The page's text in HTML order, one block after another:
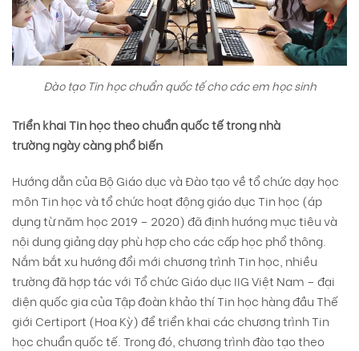
Đào tạo Tin học chuẩn quốc tế cho các em học sinh
Triển khai Tin học theo chuẩn quốc tếtrong nhà
trườngngày càng phổ biến
Hướng dẫn của Bộ Giáo dục và Đào tạo về tổ chức dạy học
môn Tin học và tổ chức hoạt động giáo dục Tin học (áp
dụng từ năm học 2019 – 2020) đã định hướng mục tiêu và
nội dung giảng dạy phù hợp cho các cấp học phổ thông.
Nắm bắt xu hướng đổi mới chương trình Tin học, nhiều
trường đã hợp tác với Tổ chức Giáo dục IIG Việt Nam – đại
diện quốc gia của Tập đoàn khảo thí Tin học hàng đầu Thế
giới Certiport (Hoa Kỳ) để triển khai các chương trình Tin
học chuẩn quốc tế. Trong đó, chương trình đào tạo theo